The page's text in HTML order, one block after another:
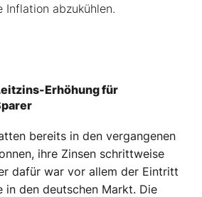
Inflation abzukühlen.
Erhöhung für
bereits in den vergangenen
ihre Zinsen schrittweise
dafür war vor allem der Eintritt
in den deutschen Markt. Die